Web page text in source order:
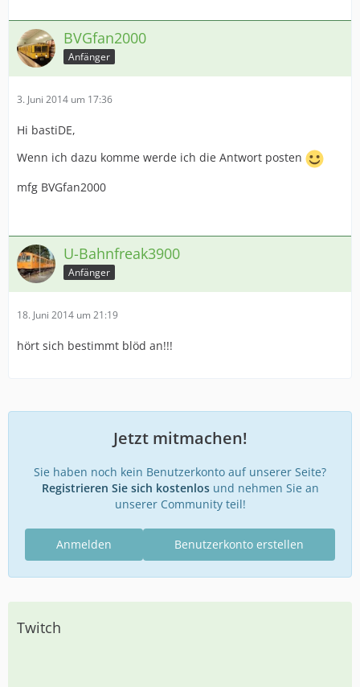
BVGfan2000
Anfänger
3. Juni 2014 um 17:36
Hi bastiDE,
Wenn ich dazu komme werde ich die Antwort posten
mfg BVGfan2000
U-Bahnfreak3900
Anfänger
18. Juni 2014 um 21:19
hört sich bestimmt blöd an!!!
Jetzt mitmachen!
Sie haben noch kein Benutzerkonto auf unserer Seite?
Registrieren Sie sich kostenlosund nehmen Sie an
unserer Community teil!
Benutzerkonto erstellen
Anmelden
Twitch